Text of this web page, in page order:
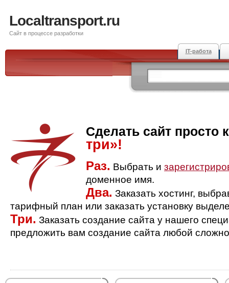
Localtransport.ru
Сайт в процессе разработки
IT-работа
Сделать сайт просто
три»!
Раз. Выбрать и
доменное имя.
Два. Заказать хостинг,
тарифный план или заказать установку
Три. Заказать создание сайта у нашего
предложить вам создание сайта любой